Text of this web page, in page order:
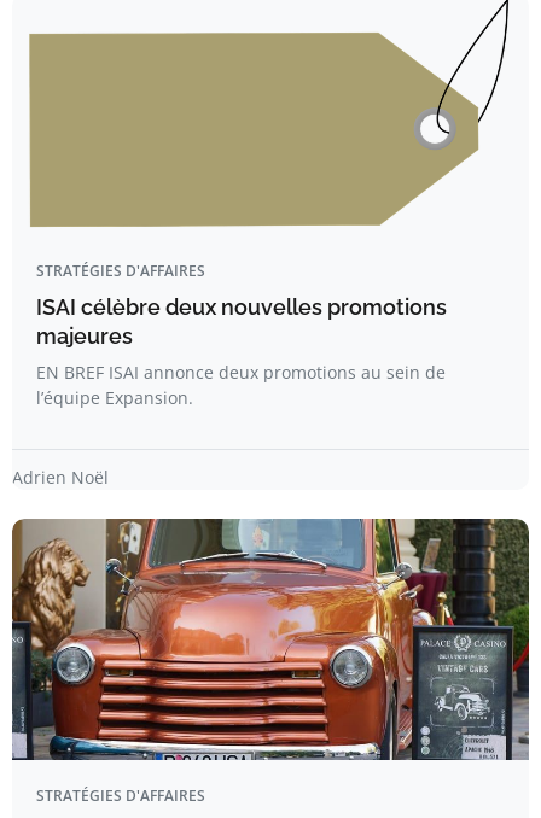
STRATÉGIES D'AFFAIRES
ISAI célèbre deux nouvelles promotions
majeures
EN BREF ISAI annonce deux promotions au sein de
l’équipe Expansion.
Adrien Noël
STRATÉGIES D'AFFAIRES